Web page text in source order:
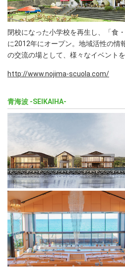
閉校になった小学校を再生し、「食
に2012年にオープン。地域活性の情
の交流の場として、様々なイベント
http://www.nojima-scuola.com/
青海波 -SEIKAIHA-